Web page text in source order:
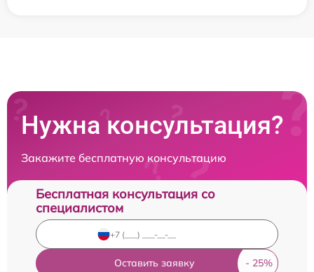
Нужна консультация?
Закажите бесплатную консультацию
Бесплатная консультация со
специалистом
Оставить заявку